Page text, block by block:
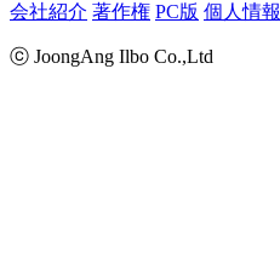
会社紹介 著作権 PC版 個人情報
ⓒ JoongAng Ilbo Co.,Ltd